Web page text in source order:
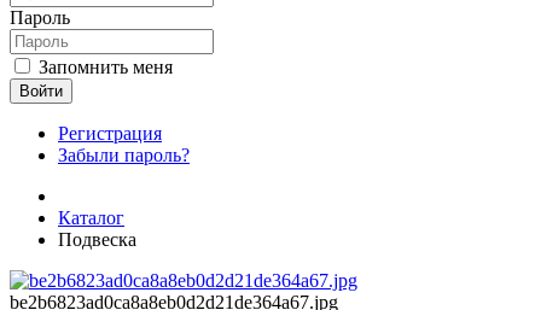
Пароль
Запомнить меня
Войти
Регистрация
Забыли пароль?
Каталог
Подвеска
be2b6823ad0ca8a8eb0d2d21de364a67.jpg